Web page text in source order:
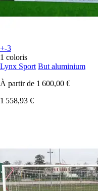
+-3
1 coloris
Lynx Sport But aluminium
À partir de 1 600,00 €
1 558,93 €